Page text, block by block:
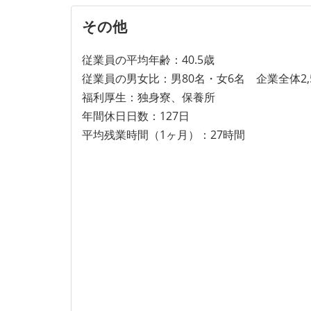
その他
従業員の平均年齢：40.5歳
従業員の男女比：男80名・女6名 企業全体
福利厚生：独身寮、保養所
年間休日日数：127日
平均残業時間（1ヶ月）：27時間